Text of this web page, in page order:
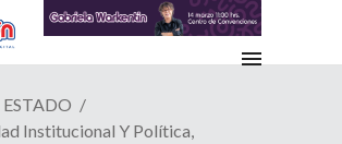
ESTADO
Institucional Y Política,